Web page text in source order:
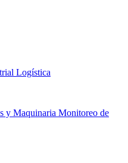
Logística
y Maquinaria Monitoreo de